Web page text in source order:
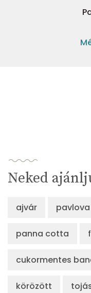
Neked
ajvár
panna cotta
cukormentes
körözött